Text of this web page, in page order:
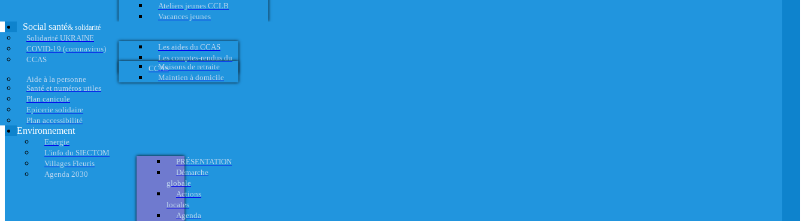
Ateliers jeunes CCLB
Vacances jeunes
Social santé& solidarité
Solidarité UKRAINE
COVID-19 (coronavirus)
CCAS
Les aides du CCAS
Les comptes-rendus du
CCAS
Aide à la personne
Maisons de retraite
Maintien à domicile
Santé et numéros utiles
Plan canicule
Epicerie solidaire
Plan accessibilité
Environnement
Energie
L'info du SIECTOM
Villages Fleuris
Agenda 2030
PRÉSENTATION
Démarche
globale
Actions
locales
Agenda